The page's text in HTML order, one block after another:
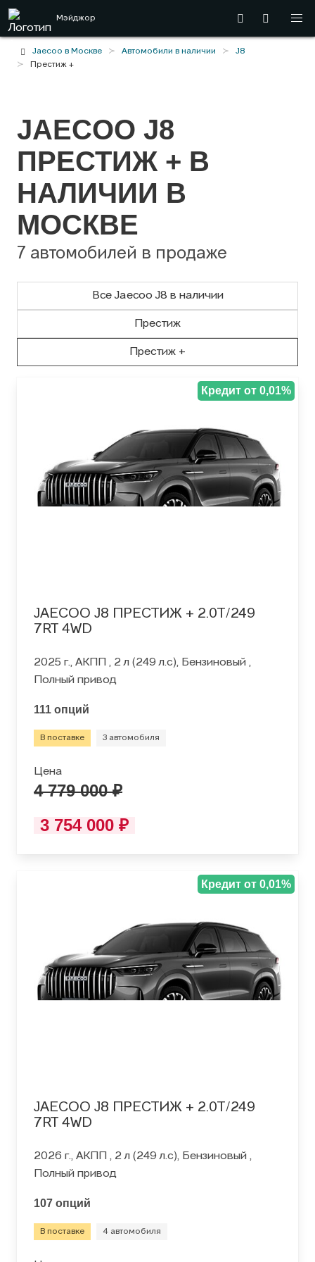
Мэйджор
Jaecoo в Москве Автомобили в наличии
J8
Престиж +
JAECOO J8
ПРЕСТИЖ + В
НАЛИЧИИ В
МОСКВЕ
7 автомобилей в продаже
Все Jaecoo J8 в наличии
Престиж
Престиж +
Кредит от 0,01%
JAECOO J8 ПРЕСТИЖ + 2.0T/249
7RT 4WD
2025 г., АКПП , 2 л (249 л.с), Бензиновый ,
Полный привод
111 опций
В поставке 3 автомобиля
Цена
4 779 000 ₽
3 754 000 ₽
Кредит от 0,01%
JAECOO J8 ПРЕСТИЖ + 2.0T/249
7RT 4WD
2026 г., АКПП , 2 л (249 л.с), Бензиновый ,
Полный привод
107 опций
В поставке 4 автомобиля